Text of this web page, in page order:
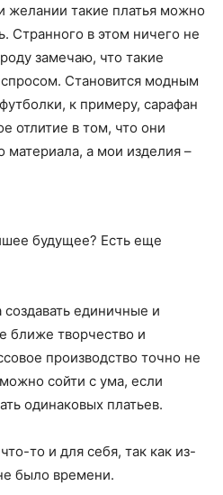
желании такие платья можно
Странного в этом ничего не
замечаю, что такие
Становится модным
к примеру, сарафан
отлитие в том, что они
материала, а мои изделия –
будущее? Есть еще
единичные и
ближе творчество и
производство точно не
сойти с ума, если
одинаковых платьев.
то и для себя, так как из-
было времени.